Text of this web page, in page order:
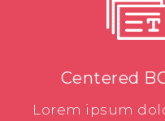
Centered
Lorem ipsum